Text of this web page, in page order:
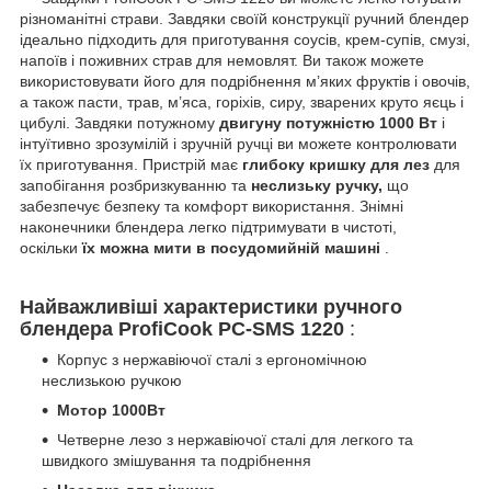
різноманітні страви. Завдяки своїй конструкції ручний блендер
ідеально підходить для приготування соусів, крем-супів, смузі,
напоїв і поживних страв для немовлят. Ви також можете
використовувати його для подрібнення м’яких фруктів і овочів,
а також пасти, трав, м’яса, горіхів, сиру, зварених круто яєць і
цибулі. Завдяки потужному двигуну потужністю 1000 Вт і
інтуїтивно зрозумілій і зручній ручці ви можете контролювати
їх приготування. Пристрій має глибоку кришку для лез для
запобігання розбризкуванню та неслизьку ручку, що
забезпечує безпеку та комфорт використання. Знімні
наконечники блендера легко підтримувати в чистоті,
оскількиїх можна мити в посудомийній машині
Найважливіші характеристики ручного
блендера ProfiCook PC-SMS 1220 :
Корпус з нержавіючої сталі з ергономічною
неслизькою ручкою
Мотор 1000Вт
Четверне лезо з нержавіючої сталі для легкого та
швидкого змішування та подрібнення